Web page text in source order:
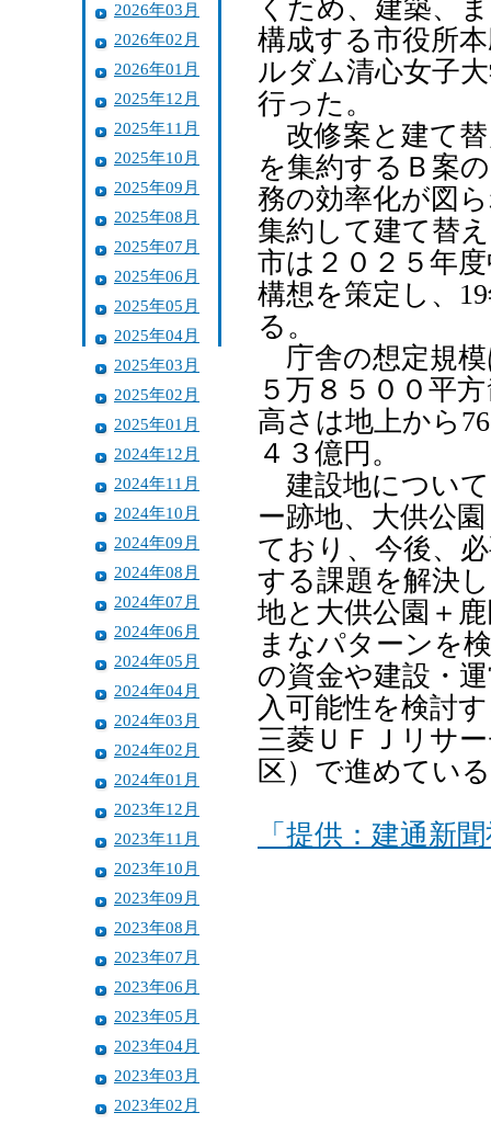
2026年03月
2026年02月
2026年01月
2025年12月
2025年11月
2025年10月
2025年09月
2025年08月
2025年07月
2025年06月
2025年05月
2025年04月
2025年03月
2025年02月
2025年01月
2024年12月
2024年11月
2024年10月
2024年09月
2024年08月
2024年07月
2024年06月
2024年05月
2024年04月
2024年03月
2024年02月
2024年01月
2023年12月
2023年11月
2023年10月
2023年09月
2023年08月
2023年07月
2023年06月
2023年05月
2023年04月
2023年03月
2023年02月
くため、建築、
構成する市役所
ルダム清心女子
行った。
改修案と建て替
を集約するＢ案
務の効率化が図
集約して建て替
市は２０２５年
構想を策定し、
る。
庁舎の想定規模
５万８５００平
高さは地上から
４３億円。
建設地について
ー跡地、大供公
ており、今後、
する課題を解決
地と大供公園＋
まなパターンを
の資金や建設・
入可能性を検討
三菱ＵＦＪリサ
区）で進めてい
「提供：建通新